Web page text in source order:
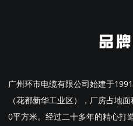
广州环市电缆有限公司始建于
（花都新华工业区），厂房占地
0平方米。经过二十多年的精心打